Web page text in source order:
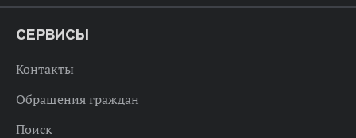
СЕРВИСЫ
Контакты
Обращения граждан
Поиск